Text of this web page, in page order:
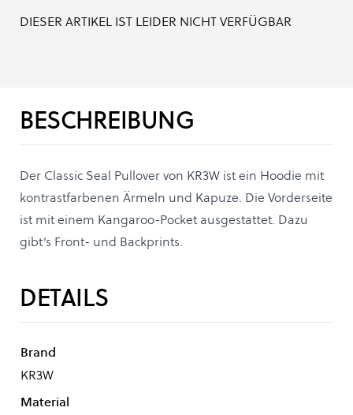
DIESER ARTIKEL IST LEIDER NICHT VERFÜGBAR
BESCHREIBUNG
Der Classic Seal Pullover von KR3W ist ein Hoodie mit
kontrastfarbenen Ärmeln und Kapuze. Die Vorderseite
ist mit einem Kangaroo-Pocket ausgestattet. Dazu
gibt’s Front- und Backprints.
DETAILS
Brand
KR3W
Material